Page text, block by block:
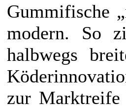
Gummifische
modern. So
halbwegs
zur Marktreife